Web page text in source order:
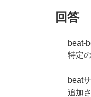
回答
beat-
特定
beat
追加